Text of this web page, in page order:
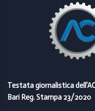
Testata giornalistica
Bari Reg. Stampa 23/2020